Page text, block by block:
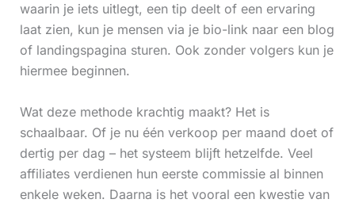
waarin je iets uitlegt, een tip deelt of een ervaring
laat zien, kun je mensen via je bio-link naar een blog
of landingspagina sturen. Ook zonder volgers kun je
hiermee beginnen.
Wat deze methode krachtig maakt? Het is
schaalbaar. Of je nu één verkoop per maand doet of
dertig per dag – het systeem blijft hetzelfde. Veel
affiliates verdienen hun eerste commissie al binnen
enkele weken. Daarna is het vooral een kwestie van